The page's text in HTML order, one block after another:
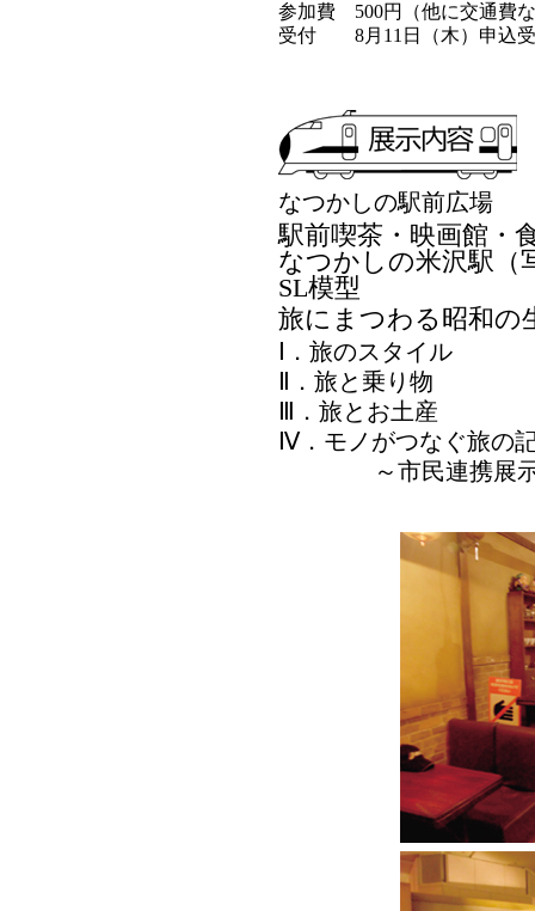
参加費
500円（他に交通費
受付
8月11日（木）申込
なつかしの駅前広場
駅前喫茶・映画館・
なつかしの米沢駅（
SL模型
旅にまつわる昭和の
Ⅰ．旅のスタイル
Ⅱ．旅と乗り物
Ⅲ．旅とお土産
Ⅳ．モノがつなぐ旅の
～市民連携展